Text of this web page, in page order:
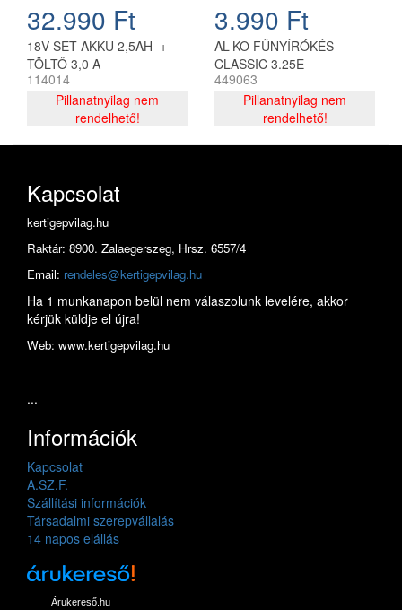
32.990 Ft
18V SET AKKU 2,5AH +
TÖLTŐ 3,0 A
114014
Pillanatnyilag nem
rendelhető!
3.990 Ft
AL-KO FŰNYÍRÓKÉS
CLASSIC 3.25E
449063
Pillanatnyilag nem
rendelhető!
Kapcsolat
kertigepvilag.hu
Raktár: 8900. Zalaegerszeg, Hrsz. 6557/4
Email: rendeles@kertigepvilag.hu
Ha 1 munkanapon belül nem válaszolunk levelére, akkor
kérjük küldje el újra!
Web: www.kertigepvilag.hu
...
Információk
Kapcsolat
A.SZ.F.
Szállítási információk
Társadalmi szerepvállalás
14 napos elállás
Árukereső.hu